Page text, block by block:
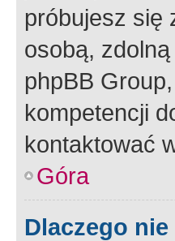
próbujesz się
osobą,
phpBB
kompetencji
kontaktować
Góra
Dlaczego